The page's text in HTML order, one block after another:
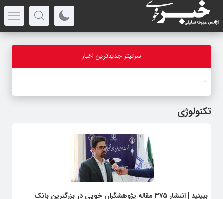
سرتیتر جدیدترین اخبار
ب
تکنولوژی
ببینید | انتشار ۳۷۵ مقاله پژوهشگران خویی در بزرگترین بانک